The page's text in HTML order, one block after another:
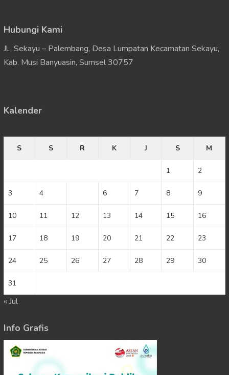
Hubungi Kami
Jl. Sekayu – Palembang, Desa Lumpatan Kecamatan Sekayu,
Kab. Musi Banyuasin, Sumsel 30757
Kalender
S
S R K J S M
1 2
3 4 6 7 8 9
10 11 12 13 14 15 16
17 18 19 20 21 22 23
24 25 26 27 28 29 30
31
« Jul
Info Grafis